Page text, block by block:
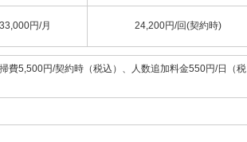
円/月 24,200円/回(契約時)
費5,500円/契約時（税込）、人数追加料金550円/日（税